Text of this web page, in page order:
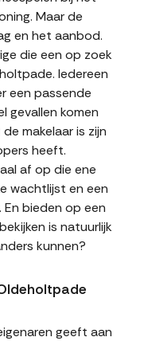
Maar de
en het aanbod.
die een op zoek
Iedereen
een passende
gevallen komen
makelaar is zijn
heeft.
af op die ene
wachtlijst en een
bieden op een
is natuurlijk
kunnen?
geeft aan